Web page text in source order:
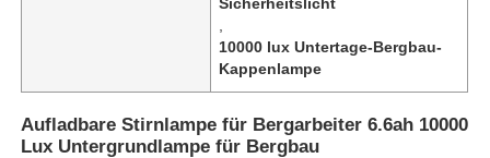
10000 lux Untertage-Bergbau-
Kappenlampe
Aufladbare Stirnlampe für Bergarbeiter 6.6ah 10000
Lux Untergrundlampe für Bergbau